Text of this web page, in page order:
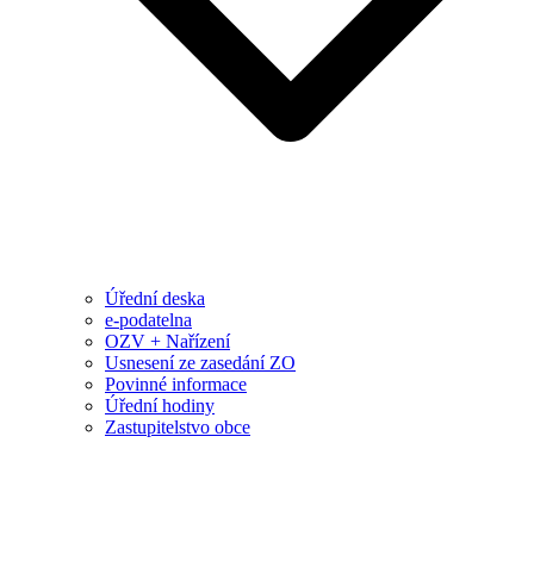
Úřední deska
e-podatelna
OZV + Nařízení
Usnesení ze zasedání ZO
Povinné informace
Úřední hodiny
Zastupitelstvo obce